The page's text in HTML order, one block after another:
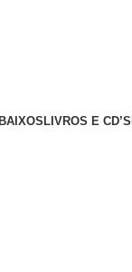
LIVROS E CD’S